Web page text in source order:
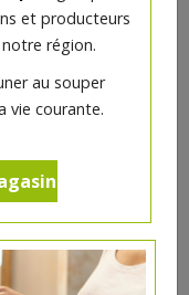
et producteurs
région.
au souper
vie courante.